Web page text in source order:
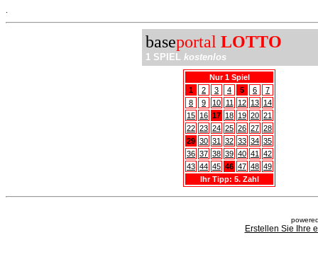
baseportal LOTTO
1 SPIEL kostenlos
Nur 1 Spiel
1
2 3 4 5 6
7
8
9 10 11 12 13 14
15 16 17 18 19 20 21
22 23 24 25 26 27 28
29 30 31 32 33 34 35
36 37 38 39 40 41
42
43 44 45 46 47 48 49
Ihr Tipp: 5. Zahl
Erstellen Sie Ihre